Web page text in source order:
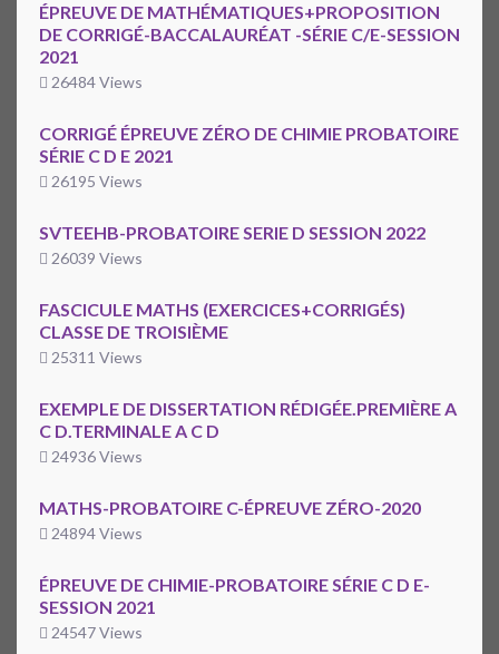
ÉPREUVE DE MATHÉMATIQUES+PROPOSITION
DE CORRIGÉ-BACCALAURÉAT -SÉRIE C/E-SESSION
2021
26484 Views
CORRIGÉ ÉPREUVE ZÉRO DE CHIMIE PROBATOIRE
SÉRIE C D E 2021
26195 Views
SVTEEHB-PROBATOIRE SERIE D SESSION 2022
26039 Views
FASCICULE MATHS (EXERCICES+CORRIGÉS)
CLASSE DE TROISIÈME
25311 Views
EXEMPLE DE DISSERTATION RÉDIGÉE.PREMIÈRE A
C D.TERMINALE A C D
24936 Views
MATHS-PROBATOIRE C-ÉPREUVE ZÉRO-2020
24894 Views
ÉPREUVE DE CHIMIE-PROBATOIRE SÉRIE C D E-
SESSION 2021
24547 Views